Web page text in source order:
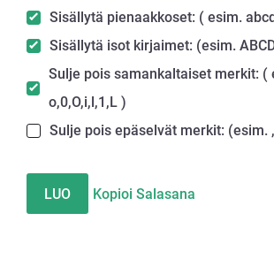
Sisällytä pienaakkoset: ( esim.
Sisällytä isot kirjaimet: (esim.
Sulje pois samankaltaiset merkit: (
o,0,O,i,l,1,L )
Sulje pois epäselvät merkit: (esim.
LUO Kopioi Salasana